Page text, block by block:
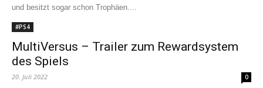
und besitzt sogar schon Trophäen....
#PS4
MultiVersus – Trailer zum Rewardsystem
des Spiels
20. Juli 2022 0